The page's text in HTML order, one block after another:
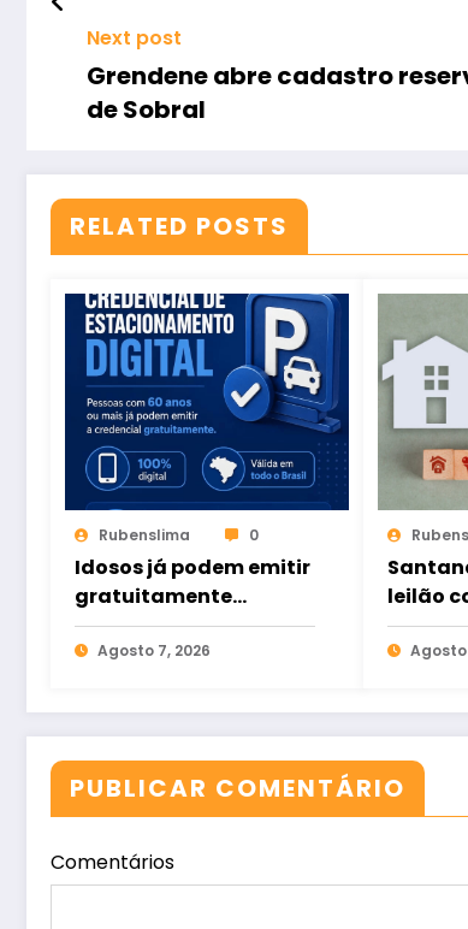
Next post
Grendene abre cadastro
de Sobral
RELATED POSTS
Rubenslima 0
Idosos já podem emitir
gratuitamente
credencial digital de
estacionamento
Agosto 7, 2026
leilão
há
Agosto
PUBLICAR COMENTÁRIO
Comentários